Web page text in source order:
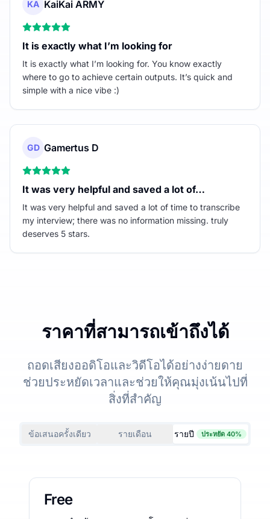
KA KaiKai ARMY
It is exactly what I’m looking for
It is exactly what I’m looking for. You know exactly
where to go to achieve certain outputs. It’s quick and
simple with a nice vibe :)
GD Gamertus D
It was very helpful and saved a lot of…
It was very helpful and saved a lot of time to transcribe
my interview; there was no information missing. truly
deserves 5 stars.
ราคาที่สามารถเข้าถึงได้
ถอดเสียงออดิโอและวิดีโอได้อย่างง่ายดาย
ช่วยประหยัดเวลาและช่วยให้คุณมุ่งเน้นไปที่
สิ่งที่สำคัญ
ข้อเสนอครั้งเดียว รายเดือน รายปี ประหยัด 40%
Free